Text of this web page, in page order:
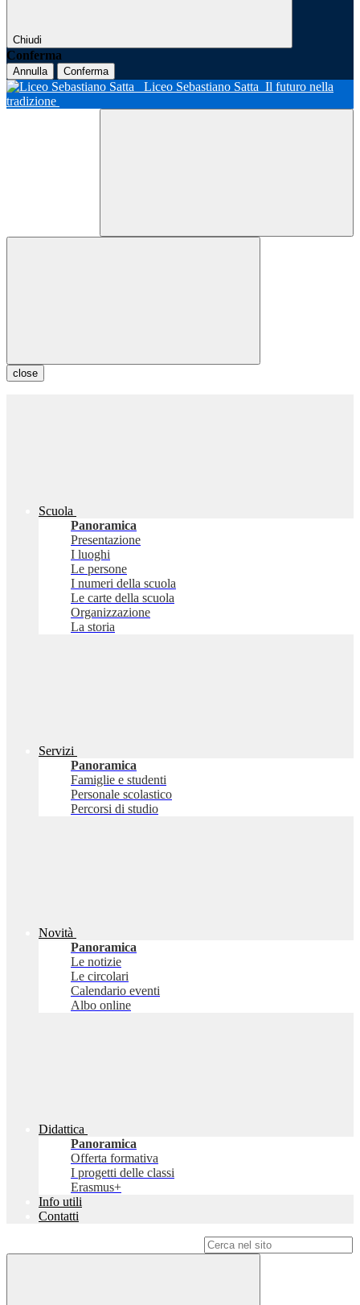
Chiudi
Conferma
Annulla Conferma
Liceo Sebastiano Satta Il futuro nella
tradizione
close
Scuola
Panoramica
Presentazione
I luoghi
Le persone
I numeri della scuola
Le carte della scuola
Organizzazione
La storia
Servizi
Panoramica
Famiglie e studenti
Personale scolastico
Percorsi di studio
Novità
Panoramica
Le notizie
Le circolari
Calendario eventi
Albo online
Didattica
Panoramica
Offerta formativa
I progetti delle classi
Erasmus+
Info utili
Contatti